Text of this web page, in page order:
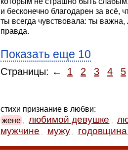
и бесконечно благодарен за всё,
ты всегда чувствовала: ты
правда.
Показать еще 10
Страницы: ← 1 2 3 4 5
стихи признание в любви:
жене , любимой девушке ,
мужчине , мужу ,